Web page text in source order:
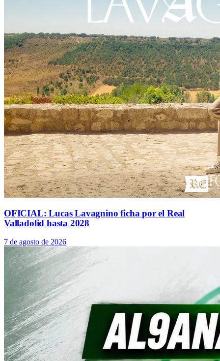
OFICIAL: Lucas Lavagnino ficha por el Real
Valladolid hasta 2028
7 de agosto de 2026